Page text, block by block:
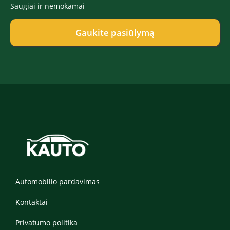
ė
*
o
a
*
c
c
e
t
*
Saugiai ir nemokamai
Gaukite pasiūlymą
Automobilio pardavimas
Kontaktai
Privatumo politika